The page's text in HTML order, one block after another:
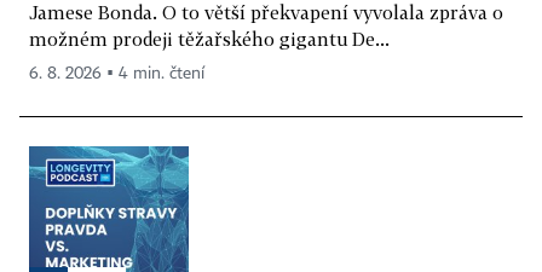
Jamese Bonda. O to větší překvapení vyvolala zpráva o
možném prodeji těžařského gigantu De...
6. 8. 2026 ▪ 4 min. čtení